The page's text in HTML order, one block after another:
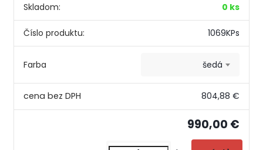
Skladom: 0 ks
Číslo produktu: 1069KPs
Farba šedá
804,88 €
990,00 €